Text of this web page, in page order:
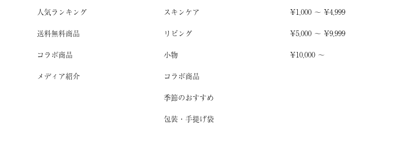
人気ランキング
送料無料商品
コラボ商品
メディア紹介
スキンケア
リビング
小物
コラボ商品
季節のおすすめ
包装・手提げ袋
¥1,000 〜 ¥4,999
¥5,000 〜 ¥9,999
¥10,000 〜